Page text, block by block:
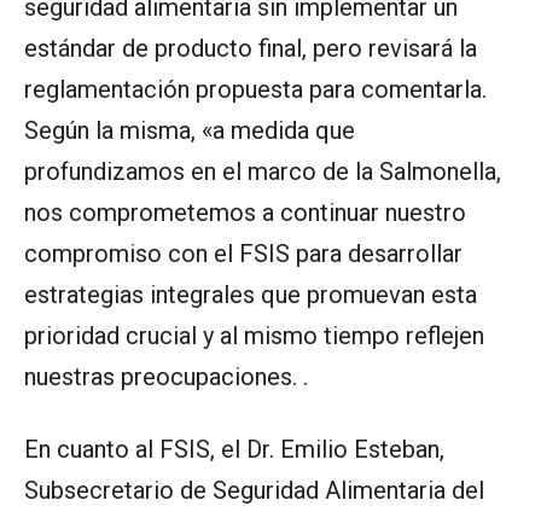
seguridad alimentaria sin implementar un
estándar de producto final, pero revisará la
reglamentación propuesta para comentarla.
Según la misma, «a medida que
profundizamos en el marco de la Salmonella,
nos comprometemos a continuar nuestro
compromiso con el FSIS para desarrollar
estrategias integrales que promuevan esta
prioridad crucial y al mismo tiempo reflejen
nuestras preocupaciones. .
En cuanto al FSIS, el Dr. Emilio Esteban,
Subsecretario de Seguridad Alimentaria del